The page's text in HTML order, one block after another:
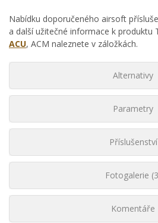
Nabídku doporučeného airsoft
a další užitečné informace k produktu
ACU, ACM naleznete v záložkách.
Alternativy
Parametry
Příslušenství
Fotogalerie
Komentáře